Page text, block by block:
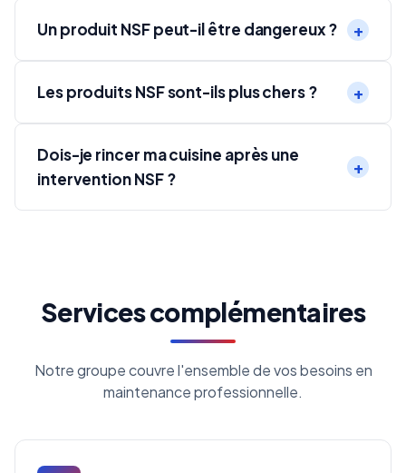
Un produit NSF peut-il être dangereux ?
Les produits NSF sont-ils plus chers ?
Dois-je rincer ma cuisine après une
intervention NSF ?
Services complémentaires
Notre groupe couvre l'ensemble de vos besoins en
maintenance professionnelle.